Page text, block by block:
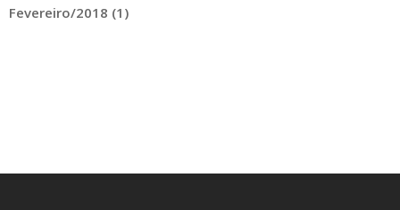
Fevereiro/2018 (1)